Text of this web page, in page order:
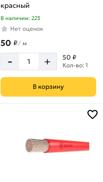
красный
В наличии: 223
Нет оценок
50 ₽/ м
- + 50 ₽
Кол-во: 1
В корзину